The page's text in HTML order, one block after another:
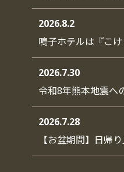
2026.8.2
鳴子ホテルは『こ
2026.7.30
令和8年熊本地震へ
2026.7.28
【お盆期間】日帰